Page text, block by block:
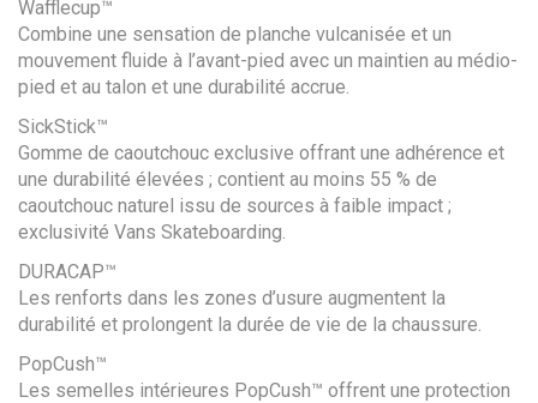
Wafflecup™
Combine une sensation de planche vulcanisée et un
mouvement fluide à l’avant-pied avec un maintien au médio-
pied et au talon et une durabilité accrue.
SickStick™
Gomme de caoutchouc exclusive offrant une adhérence et
une durabilité élevées ; contient au moins 55 % de
caoutchouc naturel issu de sources à faible impact ;
exclusivité Vans Skateboarding.
DURACAP™
Les renforts dans les zones d’usure augmentent la
durabilité et prolongent la durée de vie de la chaussure.
PopCush™
Les semelles intérieures PopCush™ offrent une protection